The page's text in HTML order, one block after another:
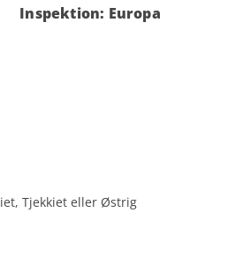
Inspektion: Europa
Tjekkiet eller Østrig